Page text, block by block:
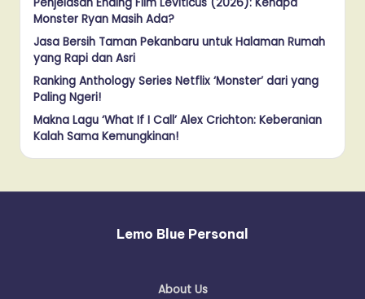
Monster Ryan Masih Ada?
Jasa Bersih Taman Pekanbaru untuk Halaman Rumah
yang Rapi dan Asri
Ranking Anthology Series Netflix ‘Monster’ dari yang
Paling Ngeri!
Makna Lagu ‘What If I Call’ Alex Crichton: Keberanian
Kalah Sama Kemungkinan!
Lemo Blue Personal
About Us